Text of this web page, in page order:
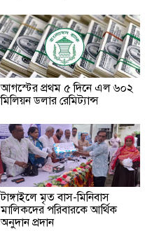
আগস্টের প্রথম ৫ দিনে এল ৬০২
মিলিয়ন ডলার রেমিট্যান্স
টাঙ্গাইলে মৃত বাস-মিনিবাস
মালিকদের পরিবারকে আর্থিক
অনুদান প্রদান